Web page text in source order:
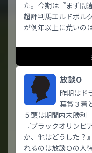
た。今期は『まず間
超評判馬エルドボル
が例年以上に荒いの
放談O
昨期はド
葉賞３着
５頭は期間内未勝利
『ブラックオリンピ
か、他はどうした？
れるのは放談Ｏの人